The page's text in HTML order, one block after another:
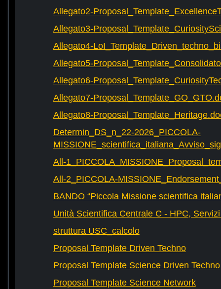
Allegato2-
Allegato3-
Allegato4-
Allegato5-
Allegato6-
Allegato7-
Allegato8-
Determin_DS_n_22-2026_PICCOLA-
All-
All-2_PICCOLA-
BANDO “Piccola Missione scientifica
Unità Scientifica Centrale C - HPC,
struttura USC_calcolo
Proposal Template Driven Techno
Proposal Template Science Driven Techno
Proposal Template Science Network